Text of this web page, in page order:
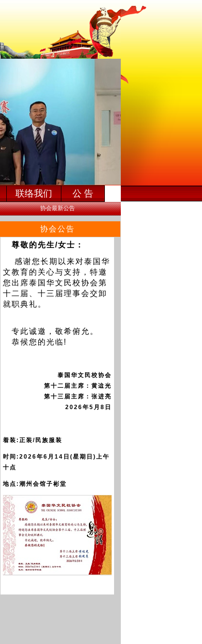
联络我们 公 告
协会最新公告
协会公告
尊敬的先生/女士：
感谢您长期以来对泰国华
文教育的关心与支持，特邀
您出席泰国华文民校协会第
十二届、十三届理事会交卸
就职典礼。
专此诚邀，敬希俯允。
恭候您的光临!
泰国华文民校协会
第十二届主席：黄迨光
第十三届主席：张进亮
2026年5月8日
着装:正装/民族服装
时间:2026年6月14日(星期日)上午
十点
地点:潮州会馆子彬堂